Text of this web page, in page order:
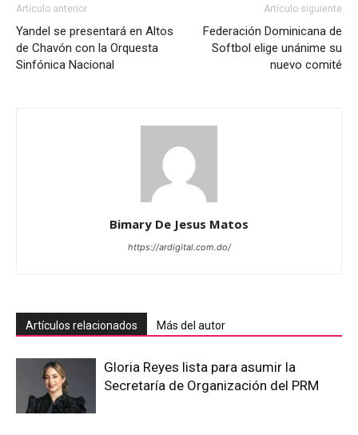
Artículo anterior
Yandel se presentará en Altos
de Chavón con la Orquesta
Sinfónica Nacional
Artículo siguiente
Federación Dominicana de
Softbol elige unánime su
nuevo comité
Bimary De Jesus Matos
https://ardigital.com.do/
Artículos relacionados Más del autor
Gloria Reyes lista para asumir la
Secretaría de Organización del PRM